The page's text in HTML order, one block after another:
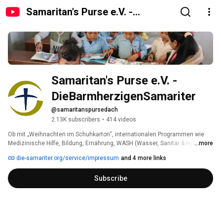
Samaritan's Purse e.V. -
Samaritan's Purse e.V. -
DieBarmherzigenSamariter
@samaritanspursedach
2.13K subscribers • 414 videos
Ob mit „Weihnachten im Schuhkarton“, internationalen Programmen wie
Medizinische Hilfe, Bildung, Ernährung, WASH (Wasser, Sanitär & Hygiene)
Frauen in Zwangsprostitution: Als international tätige, christliche
Hilfsorganisation unterstützt Samaritan's Purse e.V. – Die barmherzigen
Samariter bedürftige Menschen ganz praktisch und auf vielfältige Weise
auf der ganzen Welt.
...more
die-samariter.org/service/impressum and 4 more links
Subscribe